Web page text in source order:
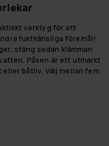
verktyg för att
fuktkänsliga föremål!
stäng sedan klämman
Påsen är ett utmärkt
båtliv. Välj mellan fem